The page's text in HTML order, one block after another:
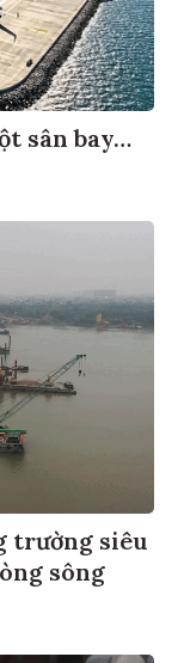
sân bay…
trường siêu
sông